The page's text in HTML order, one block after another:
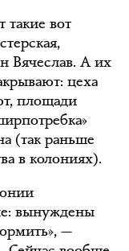
вот
Вячеслав. А их
цеха
площади
(так раньше
в колониях).
вынуждены
—